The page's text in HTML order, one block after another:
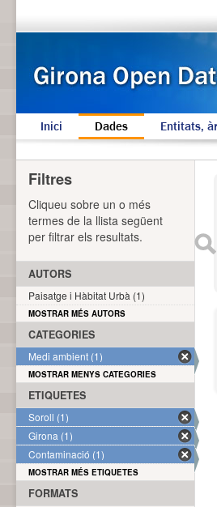
Inici Dades Entitats,
Filtres
Cliqueu sobre un o més
termes de la llista següent
per filtrar els resultats.
AUTORS
Paisatge i Hàbitat Urbà (1)
MOSTRAR MÉS AUTORS
CATEGORIES
Medi ambient (1)
MOSTRAR MENYS CATEGORIES
ETIQUETES
Soroll (1)
Girona (1)
Contaminació (1)
MOSTRAR MÉS ETIQUETES
FORMATS